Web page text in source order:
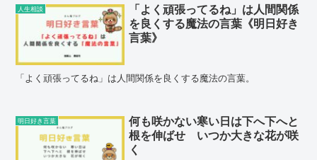
人生相談
「よく頑張ってるね」は人間関係
を良くする魔法の言葉《明日好き
言葉》
「よく頑張ってるね」は人間関係を良くする魔法の言葉。
明日好き言葉
何も咲かない寒い日は下へ下へと
根を伸ばせ いつか大きな花が咲
く